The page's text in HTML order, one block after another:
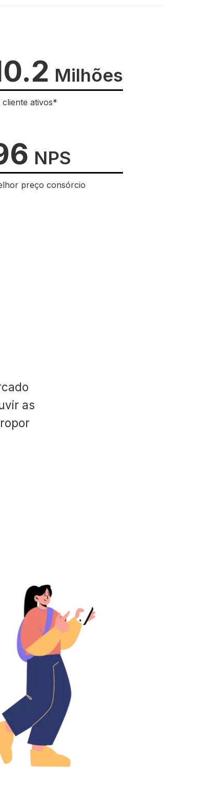
Milhões
cliente ativos*
NPS
preço consórcio
as